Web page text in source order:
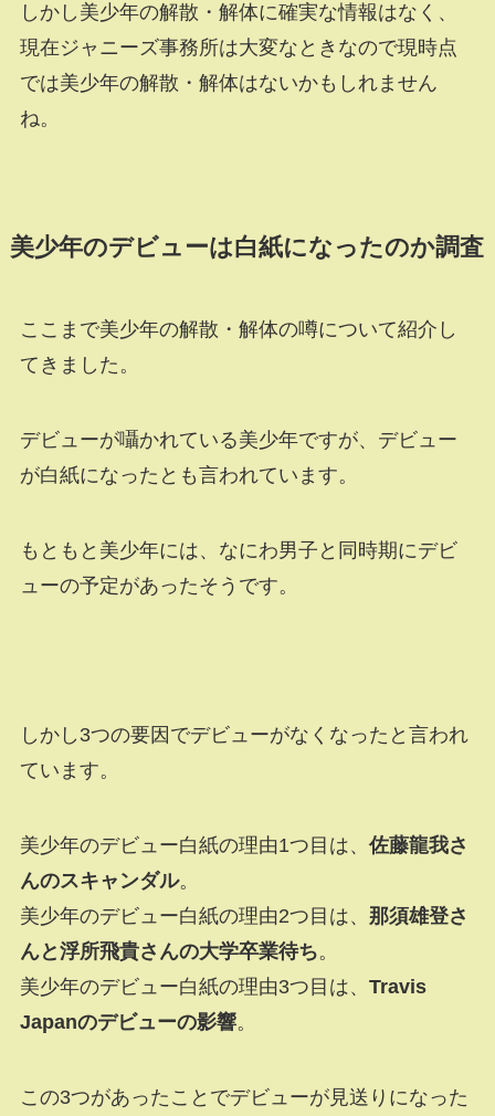
しかし美少年の解散・解体に確実な情報はなく、
現在ジャニーズ事務所は大変なときなので現時点
では美少年の解散・解体はないかもしれません
ね。
美少年のデビューは白紙になったのか調査
ここまで美少年の解散・解体の噂について紹介し
てきました。
デビューが囁かれている美少年ですが、デビュー
が白紙になったとも言われています。
もともと美少年には、なにわ男子と同時期にデビ
ューの予定があったそうです。
しかし3つの要因でデビューがなくなったと言われ
ています。
美少年のデビュー白紙の理由1つ目は、 佐藤龍我さ
んのスキャンダル。
美少年のデビュー白紙の理由2つ目は、 那須雄登さ
んと浮所飛貴さんの大学卒業待ち。
美少年のデビュー白紙の理由3つ目は、 Travis
Japanのデビューの影響。
この3つがあったことでデビューが見送りになった